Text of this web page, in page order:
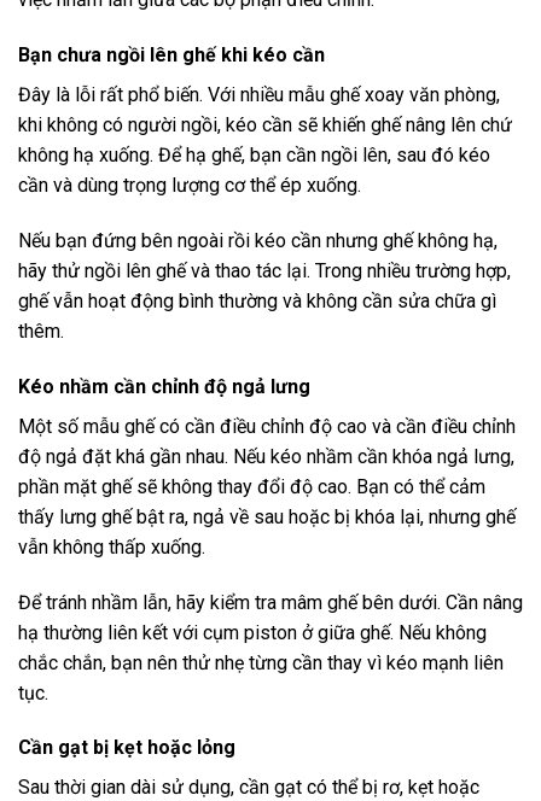
Bạn chưa ngồi lên ghế khi kéo cần
Đây là lỗi rất phổ biến. Với nhiều mẫu ghế xoay văn phòng,
khi không có người ngồi, kéo cần sẽ khiến ghế nâng lên chứ
không hạ xuống. Để hạ ghế, bạn cần ngồi lên, sau đó kéo
cần và dùng trọng lượng cơ thể ép xuống.
Nếu bạn đứng bên ngoài rồi kéo cần nhưng ghế không hạ,
hãy thử ngồi lên ghế và thao tác lại. Trong nhiều trường hợp,
ghế vẫn hoạt động bình thường và không cần sửa chữa gì
thêm.
Kéo nhầm cần chỉnh độ ngả lưng
Một số mẫu ghế có cần điều chỉnh độ cao và cần điều chỉnh
độ ngả đặt khá gần nhau. Nếu kéo nhầm cần khóa ngả lưng,
phần mặt ghế sẽ không thay đổi độ cao. Bạn có thể cảm
thấy lưng ghế bật ra, ngả về sau hoặc bị khóa lại, nhưng ghế
vẫn không thấp xuống.
Để tránh nhầm lẫn, hãy kiểm tra mâm ghế bên dưới. Cần nâng
hạ thường liên kết với cụm piston ở giữa ghế. Nếu không
chắc chắn, bạn nên thử nhẹ từng cần thay vì kéo mạnh liên
tục.
Cần gạt bị kẹt hoặc lỏng
Sau thời gian dài sử dụng, cần gạt có thể bị rơ, kẹt hoặc